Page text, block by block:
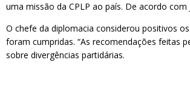
uma missão da CPLP ao país. De acordo
O chefe da diplomacia considerou positivos
foram cumpridas. “As recomendações feitas
sobre divergências partidárias.